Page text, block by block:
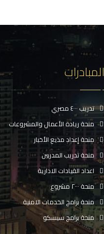
المبادرات
تدريب ٤٠٠٠ مصري
منحة ريادة الأعمال والمشروعات
منحة إعداد مذيع الأخبار
منحة تدريب المدربين
اعداد القيادات الادارية
منحة ٢٠٠٠ مشروع
منحة برامج الخدمات الامنية
منحة برامج سيسكو